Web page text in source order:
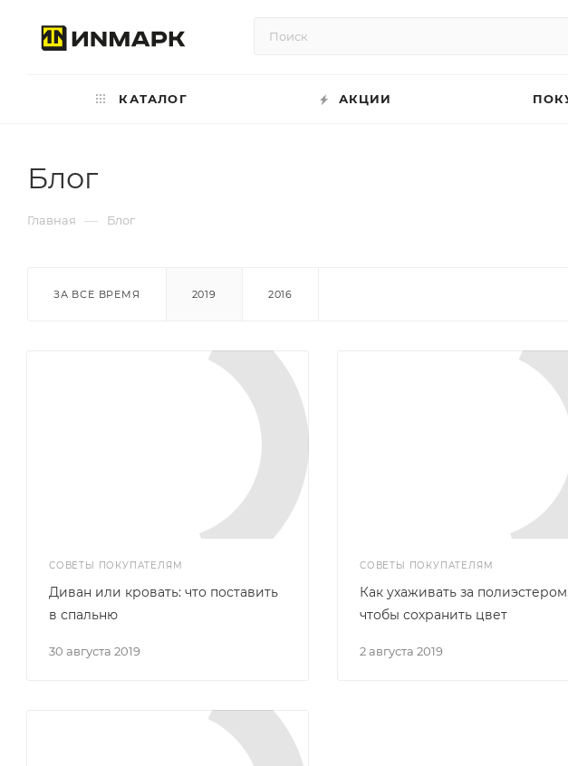
КАТАЛОГ АКЦИИ
Блог
Главная — Блог
ЗА ВСЕ ВРЕМЯ 2019 2016
СОВЕТЫ ПОКУПАТЕЛЯМ
30 августа 2019
Диван или кровать: что поставить
в спальню
СОВЕТЫ ПОКУПАТЕЛЯМ
2 августа 2019
Как ухаживать за
чтобы сохранить цвет